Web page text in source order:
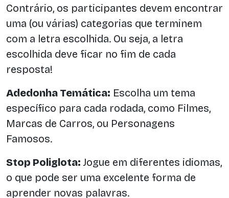
Contrário, os participantes devem encontrar
uma (ou várias) categorias que terminem
com a letra escolhida. Ou seja, a letra
escolhida deve ficar no fim de cada
resposta!
Adedonha Temática: Escolha um tema
específico para cada rodada, como Filmes,
Marcas de Carros, ou Personagens
Famosos.
Stop Poliglota: Jogue em diferentes idiomas,
o que pode ser uma excelente forma de
aprender novas palavras.